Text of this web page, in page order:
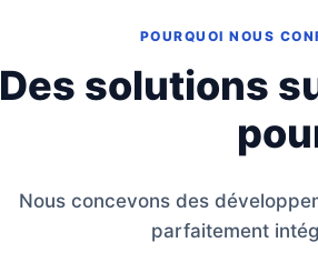
POURQUOI NOUS
Des solutions
Nous concevons des
parfaitement